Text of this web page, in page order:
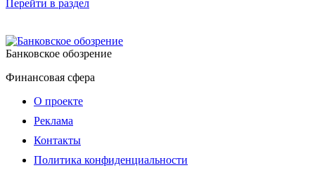
Перейти в раздел
Банковское обозрение
Финансовая сфера
О проекте
Реклама
Контакты
Политика конфиденциальности